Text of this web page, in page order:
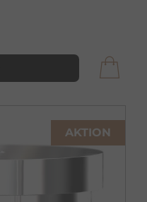
AKTION